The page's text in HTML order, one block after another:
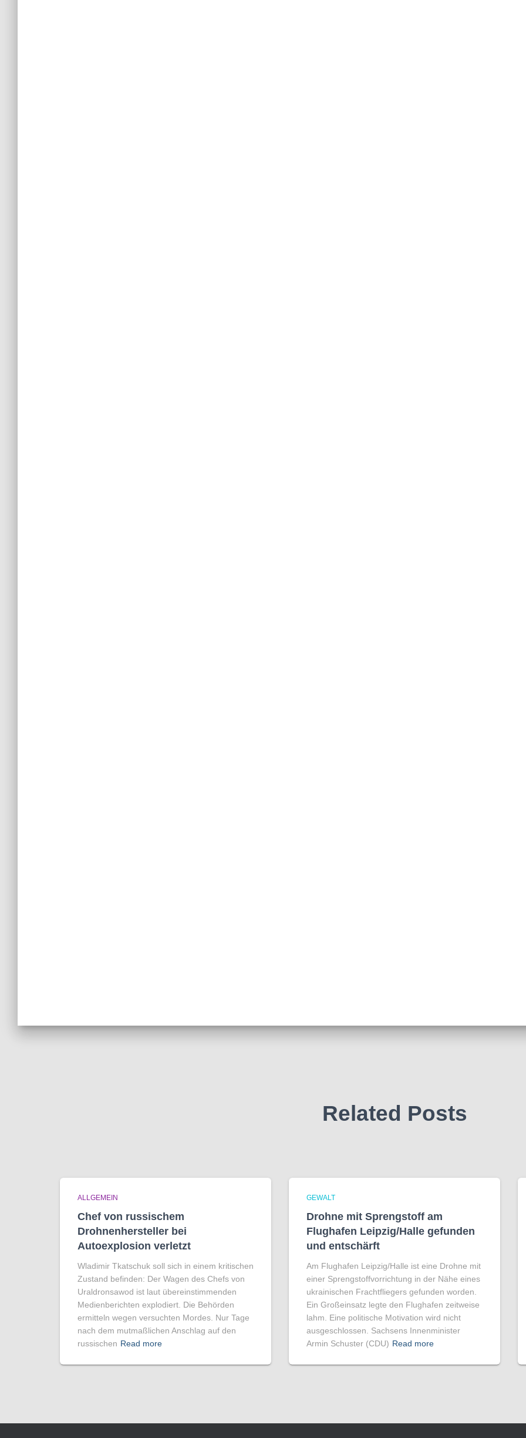
Related Posts
ALLGEMEIN
Chef von russischem
Drohnenhersteller bei
Autoexplosion verletzt
Wladimir Tkatschuk soll sich in einem kritischen
Zustand befinden: Der Wagen des Chefs von
Uraldronsawod ist laut übereinstimmenden
Medienberichten explodiert. Die Behörden
ermitteln wegen versuchten Mordes. Nur Tage
nach dem mutmaßlichen Anschlag auf den
russischen Read more
GEWALT
Drohne mit Sprengstoff am
Flughafen Leipzig/Halle gefunden
und entschärft
Am Flughafen Leipzig/Halle ist eine Drohne mit
einer Sprengstoffvorrichtung in der Nähe eines
ukrainischen Frachtfliegers gefunden worden.
Ein Großeinsatz legte den Flughafen zeitweise
lahm. Eine politische Motivation wird nicht
ausgeschlossen. Sachsens Innenminister
Armin Schuster (CDU) Read more